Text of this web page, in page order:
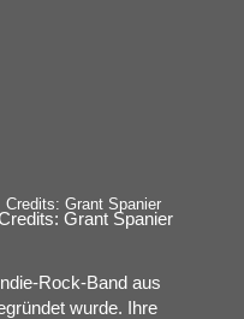
Credits: Grant Spanier
Rock-Band aus
wurde. Ihre